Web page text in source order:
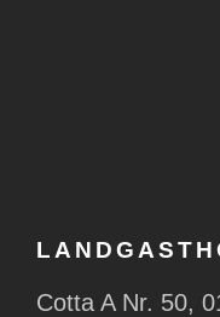
Cotta A Nr. 50,